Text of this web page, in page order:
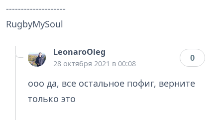
--------------------
RugbyMySoul
LeonaroOleg
28 октября 2021 в 00:08
0
ооо да, все остальное пофиг, верните
только это